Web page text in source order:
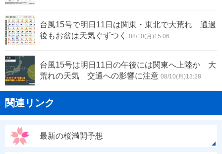
台風15号で明日11日は関東・東北で大荒れ 通過
後もお盆は天気ぐずつく
08/10(月)15:06
台風15号は明日11日の午後には関東へ上陸か 大
荒れの天気 交通への影響に注意 08/10(月)13:28
関連リンク
最新の桜満開予想